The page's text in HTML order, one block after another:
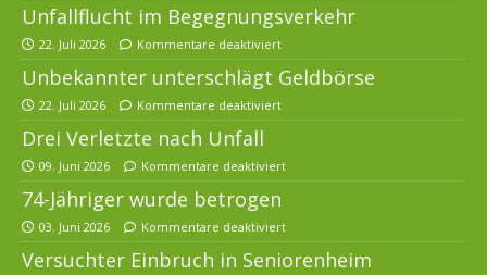
Unfallflucht im Begegnungsverkehr
22. Juli 2026 Kommentare deaktiviert
Unbekannter unterschlägt Geldbörse
22. Juli 2026 Kommentare deaktiviert
Drei Verletzte nach Unfall
09. Juni 2026 Kommentare deaktiviert
74-Jähriger wurde betrogen
03. Juni 2026 Kommentare deaktiviert
Versuchter Einbruch in Seniorenheim